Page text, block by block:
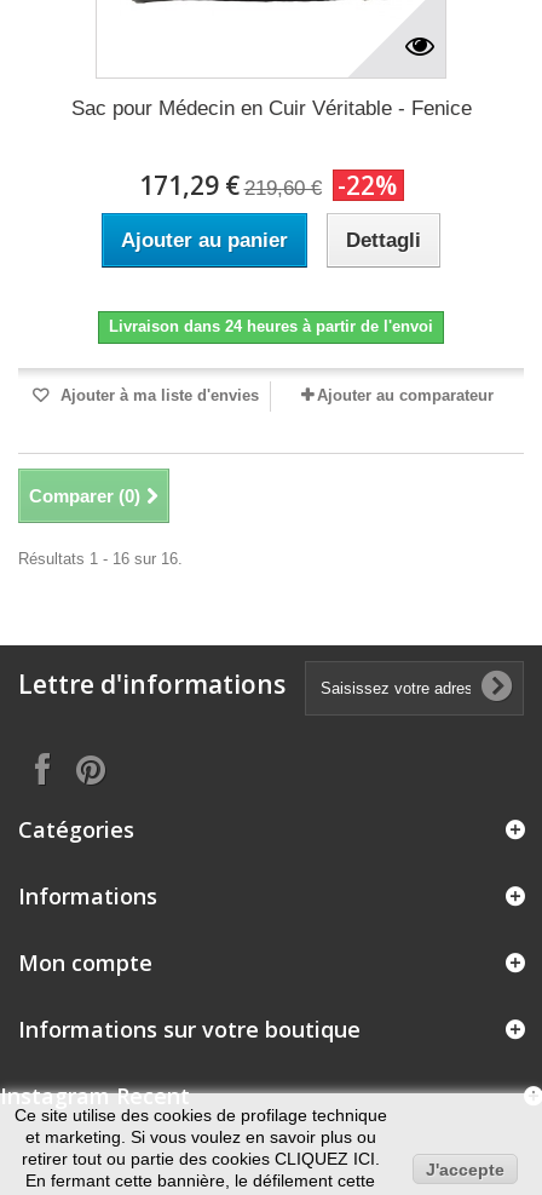
Sac pour Médecin en Cuir Véritable - Fenice
171,29 € 219,60 € -22%
Ajouter au panier Dettagli
Livraison dans 24 heures à partir de l'envoi
Ajouter à ma liste d'envies Ajouter au comparateur
Comparer (0)
Résultats 1 - 16 sur 16.
Lettre d'informations
Catégories
Informations
Mon compte
Informations sur votre boutique
Ce site utilise des cookiesde profilage technique
et marketing Si vous voulez en savoir plus ou
retirer tout ou partie des cookiesCLIQUEZ ICI.
En fermant cette bannière , le défilement cette
J'accepte
Instagram Recent